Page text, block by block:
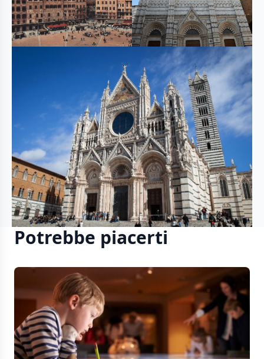
Potrebbe piacerti